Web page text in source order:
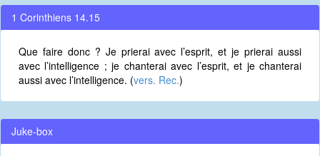
1 Corinthiens 14.15
Que faire donc ? Je prierai avec l’esprit, et je prierai aussi
avec l’intelligence ; je chanterai avec l’esprit, et je chanterai
aussi avec l’intelligence. (vers. Rec.)
Juke-box